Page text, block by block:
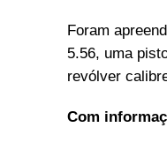
Foram
5.56, uma
revólver
Com